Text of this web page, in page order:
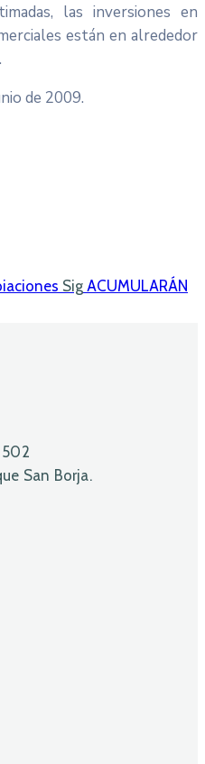
las inversiones en
están en alrededor
de 2009.
Sig ACUMULARÁN
502
San Borja.